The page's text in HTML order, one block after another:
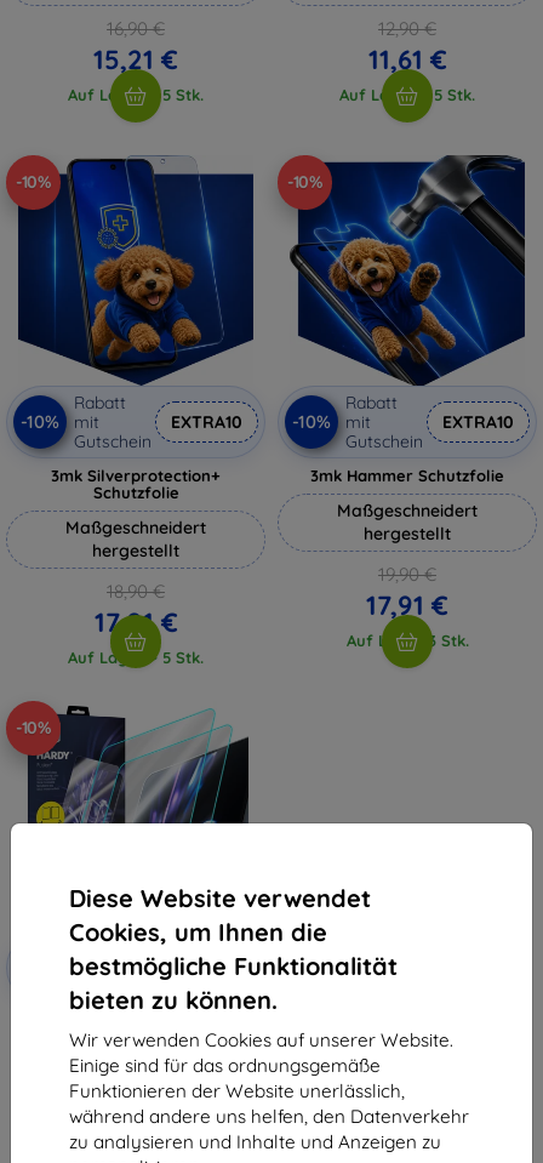
Diese Website verwendet
Cookies, um Ihnen die
bestmögliche Funktionalität
bieten zu können.
Wir verwenden Cookies auf unserer Website.
Einige sind für das ordnungsgemäße
Funktionieren der Website unerlässlich,
während andere uns helfen, den Datenverkehr
zu analysieren und Inhalte und Anzeigen zu
16,90 €
15,21 €
Auf Lager > 5 Stk.
12,90 €
11,61 €
Auf Lager > 5 Stk.
-10%
-10%
Rabatt
mit
Gutschein
EXTRA10
3mk Silverprotection+
Schutzfolie
Maßgeschneidert
hergestellt
18,90 €
17,01 €
Auf Lager > 5 Stk.
-10%
-10%
Rabatt
mit
Gutschein
EXTRA10
3mk Hammer Schutzfolie
Maßgeschneidert
hergestellt
19,90 €
17,91 €
Auf Lager 3 Stk.
-10%
Rabatt
mit
Gutschein
EXTRA10
Panzerglas für Asus VivoBook 15
34,90 €
31,42 €
Auf Lager > 5 Stk.